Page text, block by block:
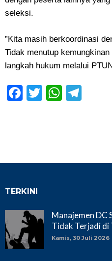
seleksi.
‎”Kita masih berkoordinasi
Tidak menutup
langkah hukum melalui
Facebook
Twitter
TERKINI
Manajemen DC
Tidak Terjadi di
Kamis, 30 Juli 2026